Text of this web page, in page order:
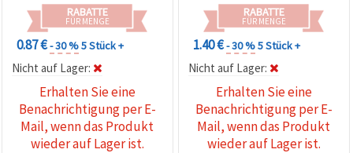
RABATTE
FÜR MENGE
0.87 €- 30 %5 Stück +
Nicht auf Lager:
Erhalten Sie eine
Benachrichtigung per E-
Mail, wenn das Produkt
wieder auf Lager ist.
RABATTE
FÜR MENGE
1.40 €- 30 %5 Stück +
Nicht auf Lager:
Erhalten Sie eine
Benachrichtigung per E-
Mail, wenn das Produkt
wieder auf Lager ist.